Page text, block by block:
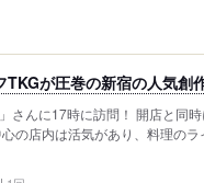
が圧巻の新宿の人気創
さんに17時に訪問！ 開店と同
の店内は活気があり、料理のラ